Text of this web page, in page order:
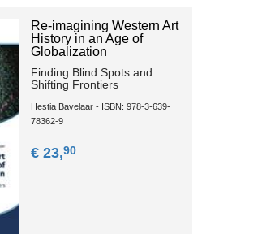
Re-imagining Western Art
History in an Age of
Globalization
Finding Blind Spots and
Shifting Frontiers
Hestia Bavelaar - ISBN: 978-3-639-
78362-9
€ 23,90